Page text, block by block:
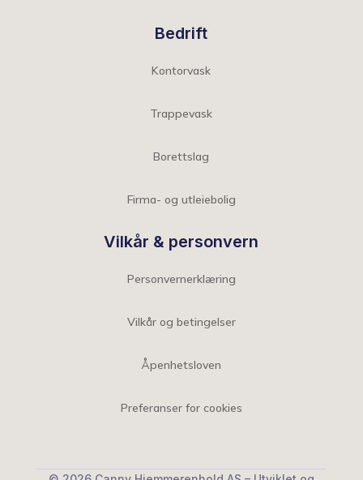
Bedrift
Kontorvask
Trappevask
Borettslag
Firma- og utleiebolig
Vilkår & personvern
Personvernerklæring
Vilkår og betingelser
Åpenhetsloven
Preferanser for cookies